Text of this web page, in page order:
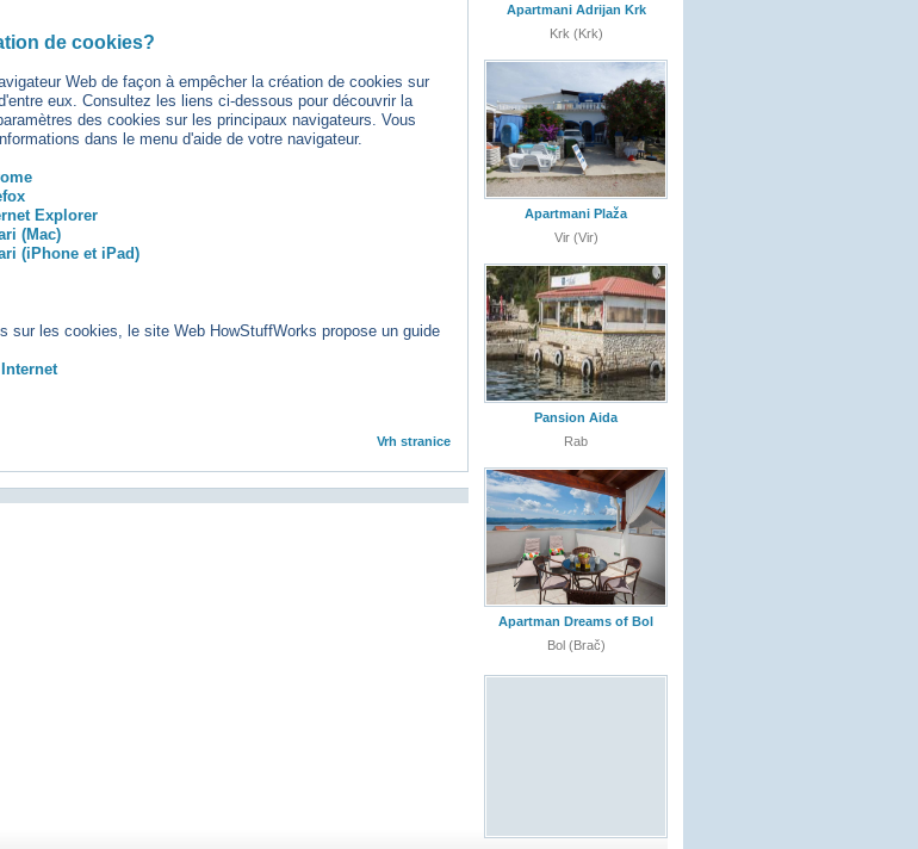
de cookies?
Web de façon à empêcher la création de cookies sur
eux. Consultez les liens ci-dessous pour découvrir la
des cookies sur les principaux navigateurs. Vous
dans le menu d'aide de votre navigateur.
Explorer
(Mac)
(iPhone et iPad)
sur les cookies, le site Web HowStuffWorks propose un guide
Vrh stranice
Apartmani Adrijan Krk
Krk (Krk)
Apartmani Plaža
Vir (Vir)
Pansion Aida
Rab
Apartman Dreams of Bol
Bol (Brač)